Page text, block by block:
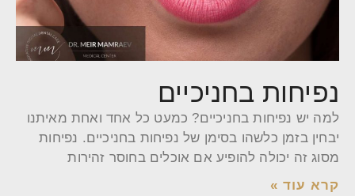
נפיחות בחניכיים
למה יש נפיחות בחניכיים? כמעט כל אחד ואחת מאיתנו
יבחין בזמן כלשהו בסימן של נפיחות בחניכיים. נפיחות
מסוג זה יכולה להופיע אם אוכלים בחוסר זהירות
קרא עוד »